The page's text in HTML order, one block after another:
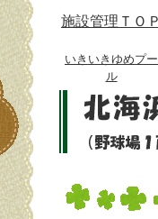
施設管理ＴＯ
いきいきゆめプー
ル